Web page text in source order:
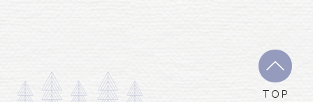
TOP